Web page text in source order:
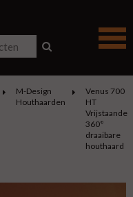
M-Design
Houthaarden
Venus 700
HT
Vrijstaande
360°
draaibare
houthaard